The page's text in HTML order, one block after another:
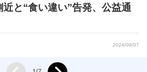
近と“食い違い”告発、公益通
2024/09/07
Next